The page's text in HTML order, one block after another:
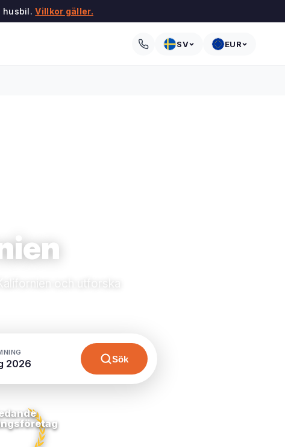
husbil.Villkor gäller.
SV EUR
och utforska
2026 Sök